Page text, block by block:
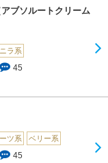
ブソルートクリーム
ラ系
45
ツ系 ベリー系
45